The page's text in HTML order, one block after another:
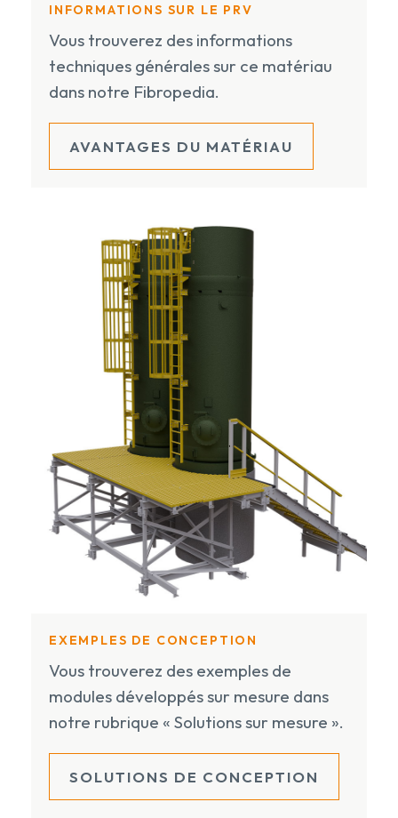
INFORMATIONS SUR LE PRV
Vous trouverez des informations
techniques générales sur ce matériau
dans notre Fibropedia.
AVANTAGES DU MATÉRIAU
EXEMPLES DE CONCEPTION
Vous trouverez des exemples de
modules développés sur mesure dans
notre rubrique « Solutions sur mesure ».
SOLUTIONS DE CONCEPTION